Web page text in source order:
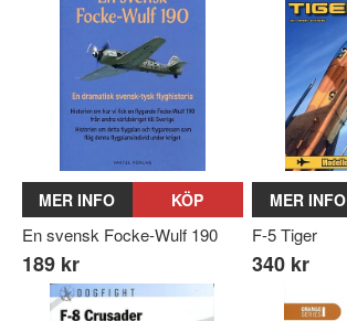
MER INFO KÖP
En svensk Focke-Wulf 190
189 kr
MER INFO
F-5 Tiger
340 kr